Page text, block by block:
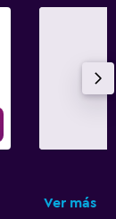
Ver más